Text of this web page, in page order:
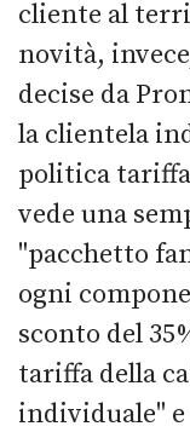
cliente al
novità,
decise da
la clientela
politica
vede una
"pacchetto
ogni
sconto del
tariffa della
individuale"